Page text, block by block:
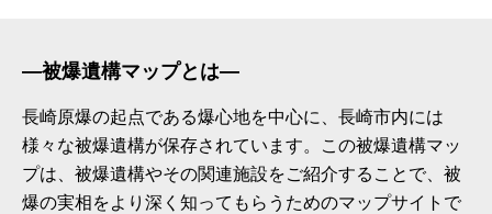
―被爆遺構マップとは―
長崎原爆の起点である爆心地を中心に、長崎市内には
様々な被爆遺構が保存されています。
この被爆遺構マッ
プは、被爆遺構やその関連施設をご紹介することで、被
爆の実相をより深く知ってもらうためのマップサイトで